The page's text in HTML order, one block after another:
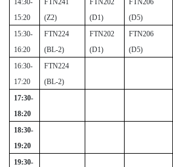
14:30-
15:20
FTN241
(Z2)
FTN202
(D1)
FTN206
(D5)
15:30-
16:20
FTN224
(BL-2)
FTN202
(D1)
FTN206
(D5)
16:30-
17:20
FTN224
(BL-2)
17:30-
18:20
18:30-
19:20
19:30-